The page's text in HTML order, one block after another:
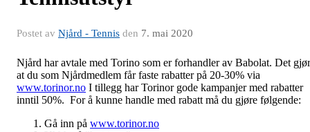
Postet av Njård - Tennis den 7. mai 2020
Njård har avtale med Torino som er forhandler av Babolat. Det gjør
at du som Njårdmedlem får faste rabatter på 20-30% via
www.torinor.no I tillegg har Torinor gode kampanjer med rabatter
inntil 50%. For å kunne handle med rabatt må du gjøre følgende:
Gå inn på www.torinor.no